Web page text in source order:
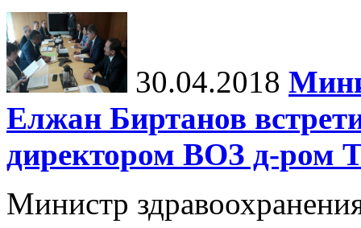
30.04.2018
Елжан Биртанов
директором ВОЗ д-ром
Министр